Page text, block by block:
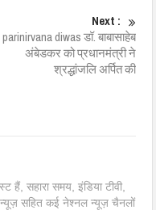
Next :
parinirvana diwas डॉ. बाबासाहेब
अंबेडकर को प्रधानमंत्री ने
श्रद्धांजलि अर्पित की
हैं, सहारा समय, इंडिया टीवी,
सहित कई नेश्नल न्यूज़ चैनलों